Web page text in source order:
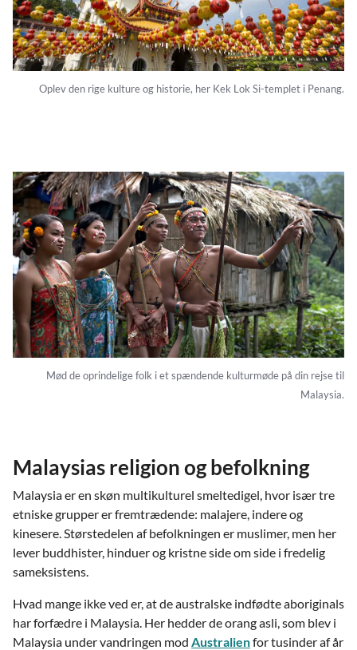
Oplev den rige kulture og historie, her Kek Lok Si-templet i Penang.
Mød de oprindelige folk i et spændende kulturmøde på din rejse til
Malaysia.
Malaysias religion og befolkning
Malaysia er en skøn multikulturel smeltedigel, hvor især tre
etniske grupper er fremtrædende: malajere, indere og
kinesere. Størstedelen af befolkningen er muslimer, men her
lever buddhister, hinduer og kristne side om side i fredelig
sameksistens.
Hvad mange ikke ved er, at de australske indfødte aboriginals
har forfædre i Malaysia. Her hedder de orang asli, som blev i
Malaysia under vandringen mod Australienfor tusinder af år